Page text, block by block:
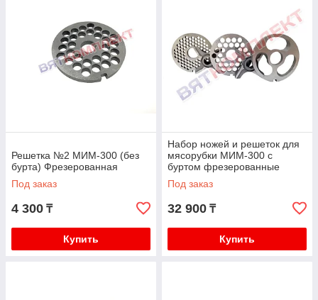
Решетка №2 МИМ-300 (без
бурта) Фрезерованная
Под заказ
4 300 ₸
Купить
Набор ножей и решеток для
мясорубки МИМ-300 с
буртом фрезерованные
(Инструментальная сталь)
Под заказ
32 900 ₸
Купить